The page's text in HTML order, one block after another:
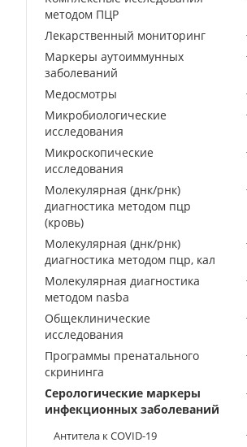
методом ПЦР
Лекарственный мониторинг
Маркеры аутоиммунных
заболеваний
Медосмотры
Микробиологические
исследования
Микроскопические
исследования
Молекулярная (днк/рнк)
диагностика методом пцр
(кровь)
Молекулярная (днк/рнк)
диагностика методом пцр, кал
Молекулярная диагностика
методом nasba
Общеклинические
исследования
Программы пренатального
скрининга
Серологические маркеры
инфекционных заболеваний
Антитела к COVID-19